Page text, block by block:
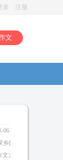
录 注册
文
06 最值得敬佩的小女
乡的毛草菇优秀状物作
大全第34页作文